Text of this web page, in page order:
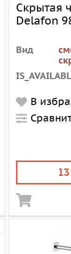
Скрытая
Delafon
Вид
В